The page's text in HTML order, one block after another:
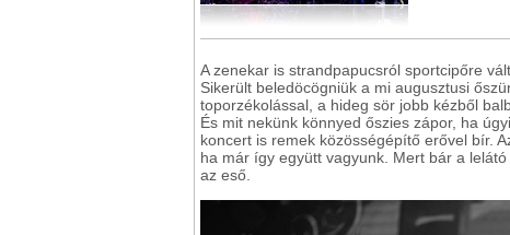
A zenekar is strandpapucsról sportcipőre
Sikerült beledöcögniük a mi augusztusi
toporzékolással, a hideg sör jobb kézből
És mit nekünk könnyed őszies zápor, ha
koncert is remek közösségépítő erővel bír.
ha már így együtt vagyunk. Mert bár a
az eső.